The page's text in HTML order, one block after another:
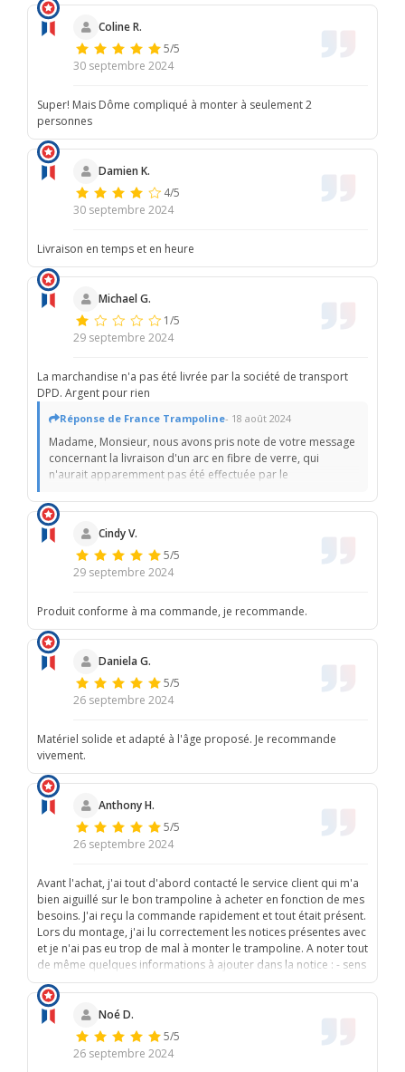
Coline R.
5/5
30 septembre 2024
Super! Mais Dôme compliqué à monter à seulement 2
personnes
Damien K.
4/5
30 septembre 2024
Livraison en temps et en heure
Michael G.
1/5
29 septembre 2024
La marchandise n'a pas été livrée par la société de transport
DPD. Argent pour rien
Réponse de France Trampoline- 18 août 2024
Madame, Monsieur, nous avons pris note de votre message
concernant la livraison d'un arc en fibre de verre, qui
n'aurait apparemment pas été effectuée par le
signé par le transporteur et il est possible de contester la
signature si ce n'est pas la vôtre ou celle d'un membre de
votre famille. Notre service client est ouvert toute l'année et
vous pouvez le contacter directement pour résoudre ce
problème. L'équipe Trampolin Technik.
Cindy V.
5/5
29 septembre 2024
Produit conforme à ma commande, je recommande.
Daniela G.
5/5
26 septembre 2024
Matériel solide et adapté à l'âge proposé. Je recommande
vivement.
Anthony H.
5/5
26 septembre 2024
Avant l'achat, j'ai tout d'abord contacté le service client qui m'a
bien aiguillé sur le bon trampoline à acheter en fonction de mes
besoins. J'ai reçu la commande rapidement et tout était présent.
Lors du montage, j'ai lu correctement les notices présentes avec
et je n'ai pas eu trop de mal à monter le trampoline. A noter tout
de même quelques informations à ajouter dans la notice : - sens
du filet de protection (indiquer que le logo doit être à l'intérieur
ou à l'extérieur pour que les scratchs se retrouvent bien à
l''extérieur) - pour mettre les arceaux dans le filet, indiquer de
bien dénouer les 2 noeuds afin de détendre au maximum le filet,
sinon les arceaux ne peuvent pas être enfilés l'un dans l'autre
Sauf ces 2 points, le montage a été facile. Et nos enfants l'ont
Noé D.
5/5
26 septembre 2024